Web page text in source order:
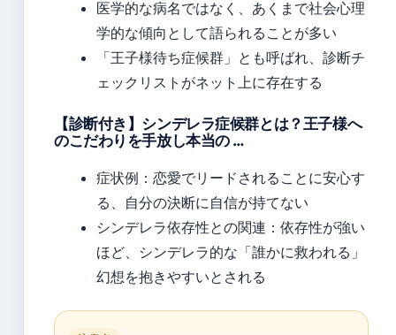
医学的な病名ではなく、あくまで社会心理
学的な傾向として語られることが多い
「王子様待ち症候群」とも呼ばれ、診断チ
ェックリストがネット上に存在する
【診断付き】シンデレラ症候群とは？王子様へ
のこだわりを手放し本当の …
症状例：恋愛でリードされることに安心す
る、自分の決断に自信が持てない
シンデレラ依存性との関連：依存性が強い
ほど、シンデレラ的な「誰かに救われる」
幻想を抱きやすいとされる